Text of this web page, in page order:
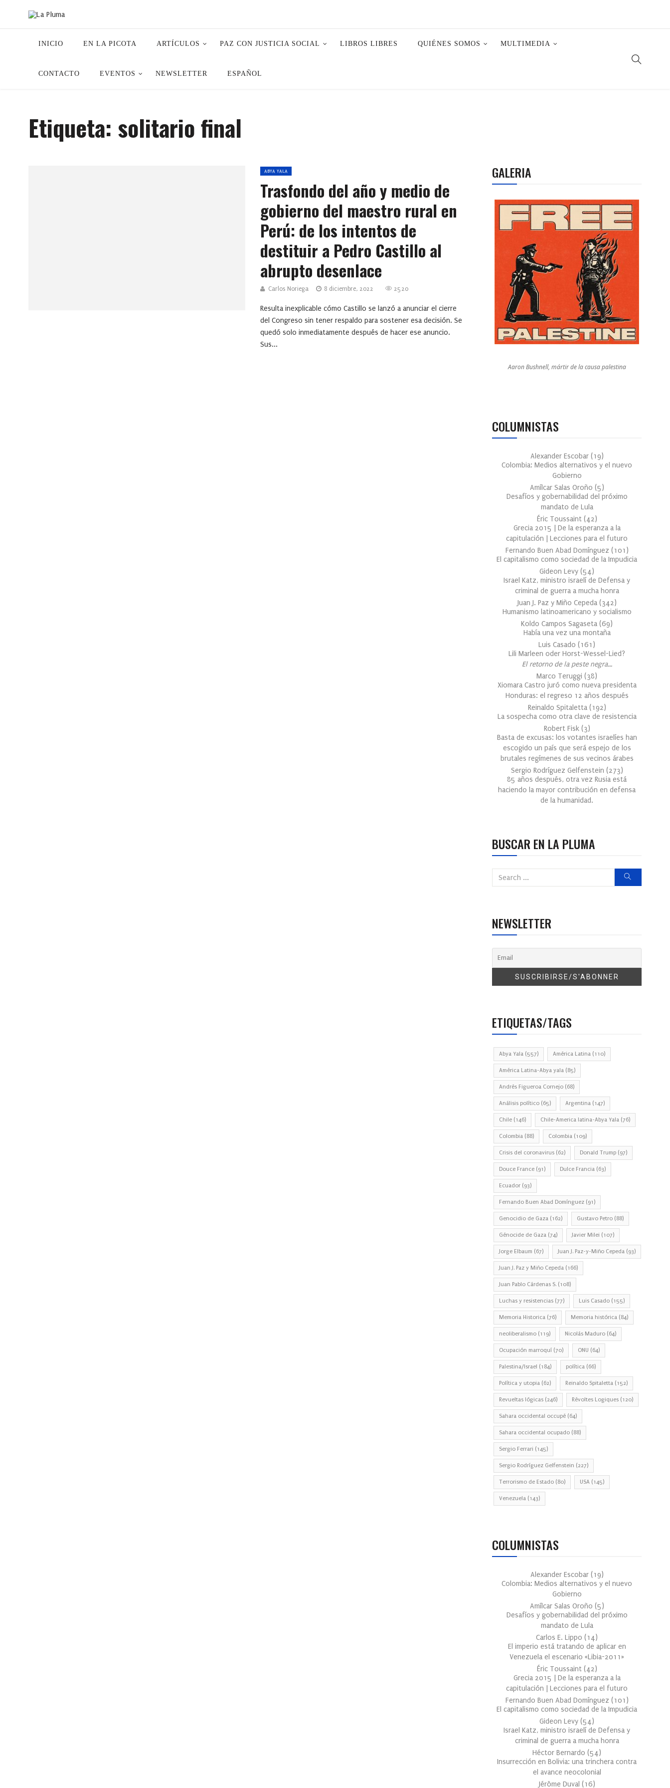
INICIO EN LA PICOTA ARTÍCULOS PAZ CON JUSTICIA SOCIAL LIBROS LIBRES QUIÉNES SOMOS MULTIMEDIA
CONTACTO EVENTOS NEWSLETTER ESPAÑOL
Etiqueta: solitario final
ABYA YALA
Trasfondo del año y medio de
gobierno del maestro rural en
Perú: de los intentos de
destituir a Pedro Castillo al
abrupto desenlace
Carlos Noriega 8 diciembre, 2022 2520
Resulta inexplicable cómo Castillo se lanzó a anunciar el cierre
del Congreso sin tener respaldo para sostener esa decisión. Se
quedó solo inmediatamente después de hacer ese anuncio.
Sus...
GALERIA
Aaron Bushnell, mártir de la causa palestina
COLUMNISTAS
Alexander Escobar (19)
Colombia: Medios alternativos y el nuevo
Gobierno
Amílcar Salas Oroño (5)
Desafíos y gobernabilidad del próximo
mandato de Lula
Éric Toussaint (42)
Grecia 2015 | De la esperanza a la
capitulación | Lecciones para el futuro
Fernando Buen Abad Domínguez (101 )
El capitalismo como sociedad de la Impudicia
Gideon Levy (54)
Israel Katz, ministro israelí de Defensa y
criminal de guerra a mucha honra
Juan J. Paz y Miño Cepeda (342)
Humanismo latinoamericano y socialismo
Koldo Campos Sagaseta (69)
Había una vez una montaña
Luis Casado (161 )
Lili Marleen oder Horst-Wessel-Lied?
El retorno de la peste negra…
Marco Teruggi (38)
Xiomara Castro juró como nueva presidenta
Honduras: el regreso 12 años después
Reinaldo Spitaletta (192)
La sospecha como otra clave de resistencia
Robert Fisk (3)
Basta de excusas: los votantes israelíes han
escogido un país que será espejo de los
brutales regímenes de sus vecinos árabes
Sergio Rodríguez Gelfenstein (273)
85 años después, otra vez Rusia está
haciendo la mayor contribución en defensa
de la humanidad.
BUSCAR EN LA PLUMA
NEWSLETTER
ETIQUETAS/TAGS
Abya Yala (557) América Latina (110)
América Latina-Abya yala (85)
Andrés Figueroa Cornejo (68)
Análisis político (65) Argentina (147)
Chile (146) Chile-America latina-Abya Yala (76)
Colombia (88) Colombia (109)
Crisis del coronavirus (62) Donald Trump (97)
Douce France (91) Dulce Francia (63)
Ecuador (93)
Fernando Buen Abad Domínguez (91)
Genocidio de Gaza (162) Gustavo Petro (88)
Génocide de Gaza (74) Javier Milei (107)
Jorge Elbaum (67) Juan J. Paz-y-Miño Cepeda (93)
Juan J. Paz y Miño Cepeda (166)
Juan Pablo Cárdenas S. (108)
Luchas y resistencias (77) Luis Casado (155)
Memoria Historica (76) Memoria histórica (84)
neoliberalismo (119) Nicolás Maduro (64)
Ocupación marroquí (70) ONU (64)
Palestina/Israel (184) política (66)
Política y utopia (62) Reinaldo Spitaletta (152)
Revueltas lógicas (246) Révoltes Logiques (120)
Sahara occidental occupé (64)
Sahara occidental ocupado (88)
Sergio Ferrari (145)
Sergio Rodríguez Gelfenstein (227)
Terrorismo de Estado (80) USA (145)
Venezuela (143)
COLUMNISTAS
Alexander Escobar (19)
Colombia: Medios alternativos y el nuevo
Gobierno
Amílcar Salas Oroño (5)
Desafíos y gobernabilidad del próximo
mandato de Lula
Carlos E. Lippo (14)
El imperio está tratando de aplicar en
Venezuela el escenario «Libia-2011»
Éric Toussaint (42)
Grecia 2015 | De la esperanza a la
capitulación | Lecciones para el futuro
Fernando Buen Abad Domínguez (101 )
El capitalismo como sociedad de la Impudicia
Gideon Levy (54)
Israel Katz, ministro israelí de Defensa y
criminal de guerra a mucha honra
Héctor Bernardo (54)
Insurrección en Bolivia: una trinchera contra
el avance neocolonial
Jérôme Duval (16)